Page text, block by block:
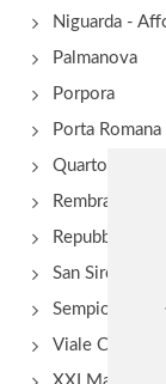
Niguarda -
Palmanova
Porpora
Porta Romana
Quarto Oggiaro
Rembrant
Repubblica
San Siro - Via
Sempione
Viale Certosa